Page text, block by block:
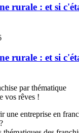
rurale : et si
rurale : et si
par thématique
vos rêves !
une entreprise en